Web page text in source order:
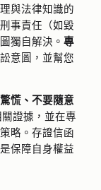
與法律知識的
事責任（如毀
獨自解決。 專
意圖，並幫您
慌、不要隨意
證據，並在專
略。存證信函
保障自身權益